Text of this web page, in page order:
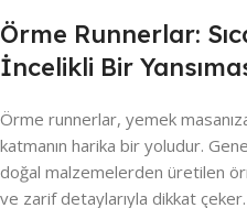
Örme Runnerlar:
İncelikli Bir
Örme runnerlar, yemek
katmanın harika bir yoludur.
doğal malzemelerden üretilen
ve zarif detaylarıyla dikkat